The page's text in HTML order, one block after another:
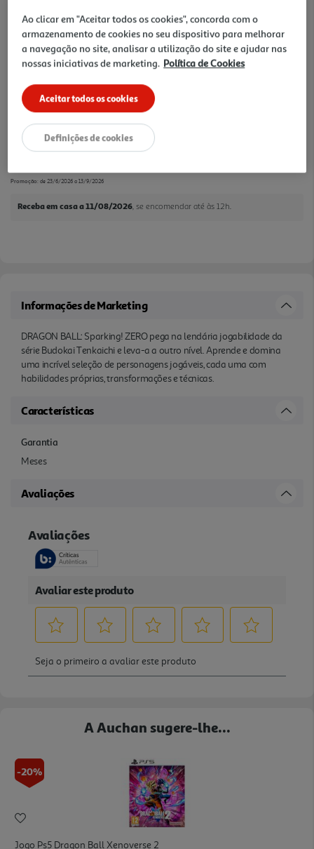
Ref. / EAN:3391892031812
DRAGON BALL: Sparking! ZERO pega na lendária
jogabilidade da série Budokai Tenkaichi e leva-a a
outro nível. Aprende e domina uma incrível seleção
de personagens jogáveis, cada uma com
habilidades próprias, transformações e técnicas.
-32%
Price reduced from
61,99 € to
Promoção: de 23/6/2026 a 13/9/2026
Receba em casa a 11/08/2026 , se encomendar até às 12h.
Informações de Marketing
DRAGON BALL: Sparking! ZERO pega na lendária jogabilidade da
série Budokai Tenkaichi e leva-a a outro nível. Aprende e domina
uma incrível seleção de personagens jogáveis, cada uma com
habilidades próprias, transformações e técnicas.
Características
Garantia
Meses
Avaliações
A Auchan sugere-lhe...
-20%
Jogo Ps5 Dragon Ball Xenoverse 2
Ao clicar em "Aceitar todos os cookies", concorda com o
armazenamento de cookies no seu dispositivo para melhorar
a navegação no site, analisar a utilização do site e ajudar nas
nossas iniciativas de marketing. Política de Cookies
Aceitar todos os cookies
Definições de cookies